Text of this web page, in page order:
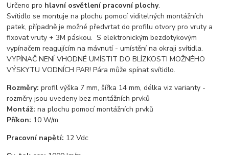
Určeno pro hlavní osvětlení pracovní plochy.
Svítidlo se montuje na plochu pomocí viditelných montážních
patek, případně je možné předvrtat do profilu otvory pro vruty a
fixovat vruty + 3M páskou. S elektronickým bezdotykovým
vypínačem reagujícím na mávnutí - umístění na okraji svítidla.
VYPÍNAČ NENÍ VHODNÉ UMÍSTIT DO BLÍZKOSTI MOŽNÉHO
VÝSKYTU VODNÍCH PAR! Pára může spínat svítidlo.
Rozměry: profil výška 7 mm, šířka 14 mm, délka viz varianty -
rozměry jsou uvedeny bez montážních prvků
Montáž:na plochu pomocí montážních prvků
Příkon: 10 W/m
Pracovní napětí: 12 Vdc